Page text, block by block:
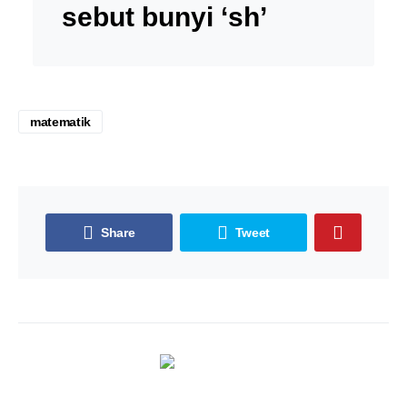
sebut bunyi ‘sh’
matematik
Share Tweet